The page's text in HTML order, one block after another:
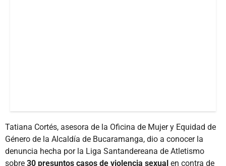
Tatiana Cortés, asesora de la Oficina de Mujer y Equidad de
Género de la Alcaldía de Bucaramanga, dio a conocer la
denuncia hecha por la Liga Santandereana de Atletismo
sobre 30 presuntos casos de violencia sexual en contra de